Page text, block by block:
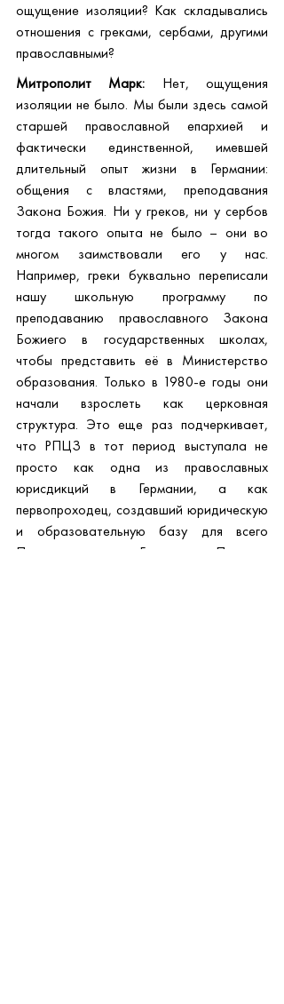
ощущение изоляции? Как складывались
отношения с греками, сербами, другими
православными?
Митрополит Марк: Нет, ощущения
изоляции не было. Мы были здесь самой
старшей православной епархией и
фактически единственной, имевшей
длительный опыт жизни в Германии:
общения с властями, преподавания
Закона Божия. Ни у греков, ни у сербов
тогда такого опыта не было – они во
многом заимствовали его у нас.
Например, греки буквально переписали
нашу школьную программу по
преподаванию православного Закона
Божиего в государственных школах,
чтобы представить её в Министерство
образования. Только в 1980-е годы они
начали взрослеть как церковная
структура. Это еще раз подчеркивает,
что РПЦЗ в тот период выступала не
просто как одна из православных
юрисдикций в Германии, а как
первопроходец, создавший юридическую
и образовательную базу для всего
Православия в Германии. Поэтому